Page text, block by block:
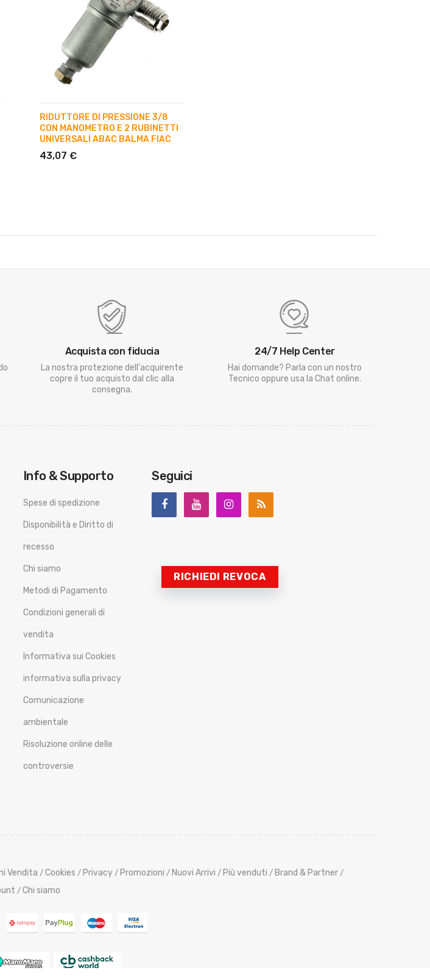
RIDUTTORE DI PRESSIONE 3/8
CON MANOMETRO E 2 RUBINETTI
UNIVERSALI ABAC BALMA FIAC
43,07 €
Acquista con fiducia
La nostra protezione dell'acquirente
copre il tuo acquisto dal clic alla
consegna.
24/7 Help Center
Hai domande? Parla con un nostro
Tecnico oppure usa la Chat online.
Info & Supporto
Spese di spedizione
Disponibilità e Diritto di
recesso
Chi siamo
Metodi di Pagamento
Condizioni generali di
vendita
Informativa sui Cookies
informativa sulla privacy
Comunicazione
ambientale
Risoluzione online delle
controversie
Seguici
RICHIEDI REVOCA
Vendita / Cookies / Privacy / Promozioni / Nuovi Arrivi / Più venduti / Brand & Partner /
/ Chi siamo